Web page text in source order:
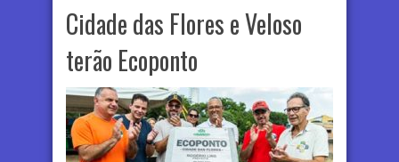
Cidade das Flores e Veloso
terão Ecoponto